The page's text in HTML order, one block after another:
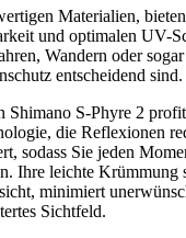
Materialien,
und optimalen UV-
Wandern oder
entscheidend sind.
Shimano S-Phyre 2
die Reflexionen
sodass Sie jeden
Ihre leichte Krümmung
minimiert
Sichtfeld.